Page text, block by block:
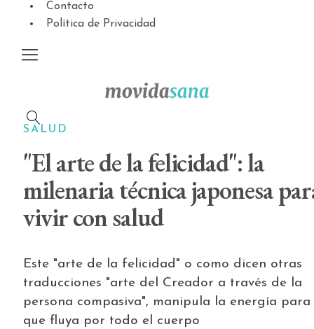
Contacto
Política de Privacidad
SALUD
"El arte de la felicidad": la
milenaria técnica japonesa
vivir con salud
Este "arte de la felicidad" o como dicen otras
traducciones "arte del Creador a través de la
persona compasiva", manipula la energía para
que fluya por todo el cuerpo